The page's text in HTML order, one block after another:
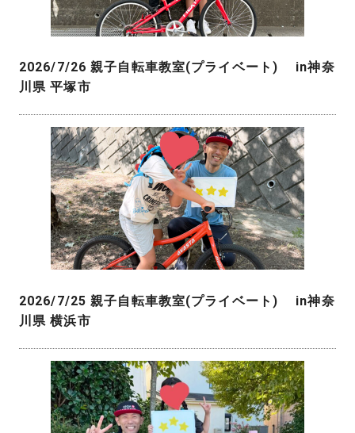
2026/7/26 親子自転車教室(プライベート) in神奈
川県 平塚市
2026/7/25 親子自転車教室(プライベート) in神奈
川県 横浜市